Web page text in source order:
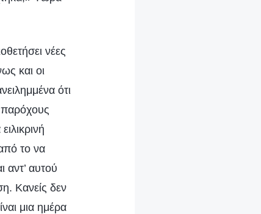
νέες
και οι
ότι
παρόχους
το να
αυτού
Κανείς δεν
μια ημέρα